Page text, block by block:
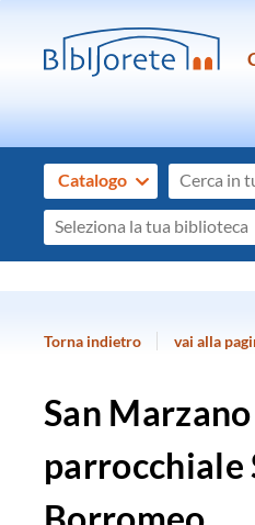
Catalogo
cambia
Cerca su
Seleziona
la
Torna indietro vai alla
San
parrocchiale